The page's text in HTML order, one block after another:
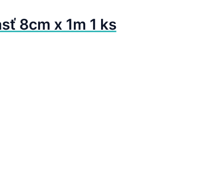
8cm x 1m 1 ks